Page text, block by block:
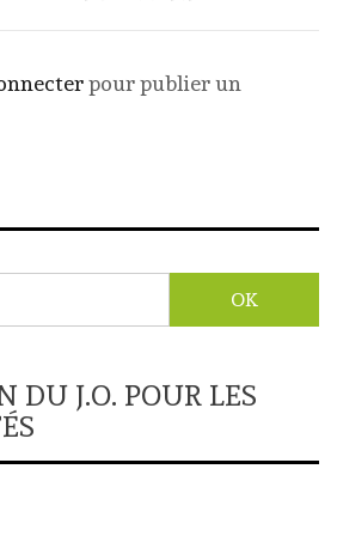
pour publier un
DU J.O. POUR LES